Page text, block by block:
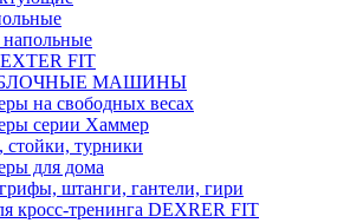
FIT
МАШИНЫ
на свободных весах
серии Хаммер
стойки, турники
для дома
штанги, гантели, гири
кросс-тренинга DEXRER FIT